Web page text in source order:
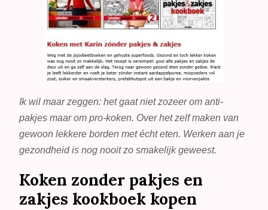
Ik wil maar zeggen: het gaat niet zozeer om anti-
pakjes maar om pro-koken. Over het zelf maken van
gewoon lekkere borden met écht eten. Werken aan je
gezondheid is nog nooit zo smakelijk geweest.
Koken zonder pakjes en
zakjes kookboek kopen